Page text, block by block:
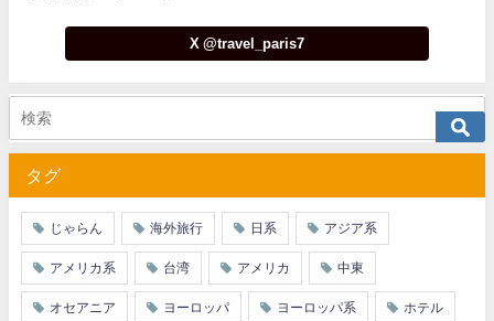
JTB) オーストリア航空便(航空券+ホテル) 最大120,000円OFFク
07/01 JTB) ユナイテッド航空便(航空券+ホテル) 最大40,000円OFFクー
07/01 JTB) アメリカン航空便(航空券+ホテル) 最大40,000円OFFクー
07/01
07/01 JTB) エアカナダ便(航空券+ホテル) 最大40,000円OFFクー
07/01 JTB) カンタス航空便(航空券+ホテル) 最大40,000円OFFク
07/01 JTB) ニュージーランド航空便(航空券+ホテル) 最大40,000円OFFク
X @travel_paris7
タグ
じゃらん 海外旅行 日系 アジア系
アメリカ系 台湾 アメリカ 中東
オセアニア ヨーロッパ ヨーロッパ系 ホテル